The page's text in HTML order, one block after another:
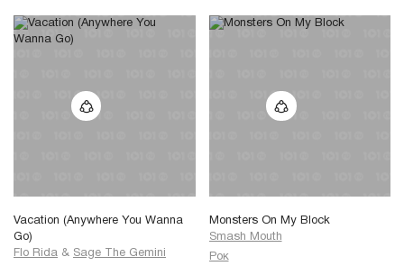
Vacation (Anywhere You Wanna
Go)
Flo Rida & Sage The Gemini
Monsters On My Block
Smash Mouth
Рок